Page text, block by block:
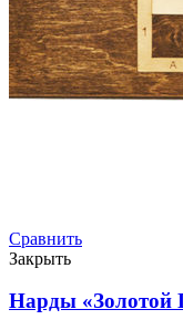
Сравнить
Закрыть
Нарды «Золотой